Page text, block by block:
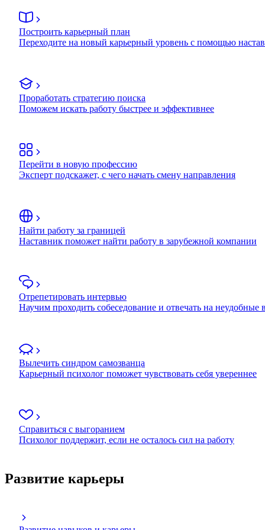
Построить карьерный план
Переходите на новый карьерный уровень с помощью
Проработать стратегию поиска
Поможем искать работу быстрее и эффективнее
Перейти в новую профессию
Эксперт подскажет, с чего начать смену направления
Найти работу за границей
Наставник поможет найти работу в зарубежной компании
Отрепетировать интервью
Научим проходить собеседование и отвечать на неудобные
Вылечить синдром самозванца
Карьерный психолог поможет чувствовать себя увереннее
Справиться с выгоранием
Психолог поддержит, если не осталось сил на работу
Развитие карьеры